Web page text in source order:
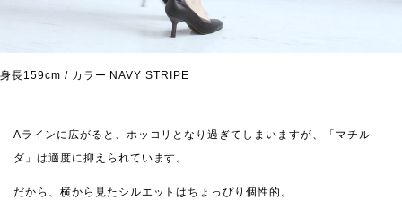
身長159cm / カラー NAVY STRIPE
Aラインに広がると、ホッコリとなり過ぎてしまいますが、「マチル
ダ」は適度に抑えられています。
だから、横から見たシルエットはちょっぴり個性的。